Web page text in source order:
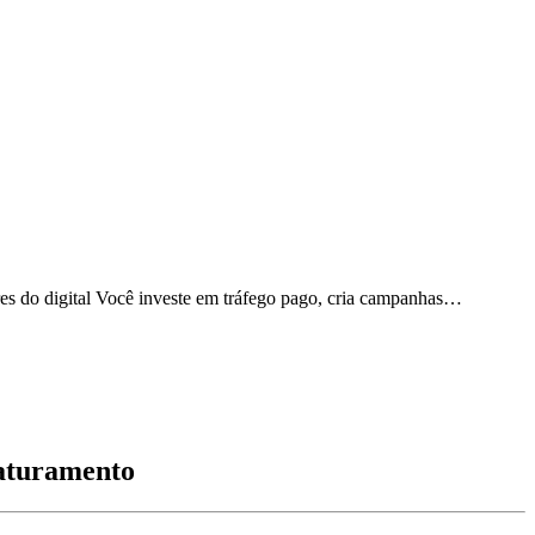
do digital Você investe em tráfego pago, cria campanhas…